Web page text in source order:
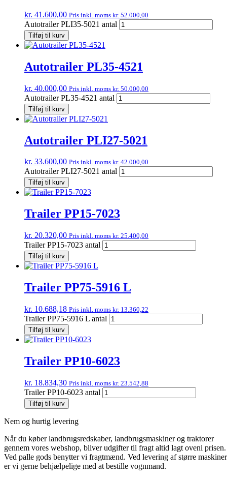
kr. 41.600,00 Pris inkl. moms kr. 52.000,00
Autotrailer PLI35-5021 antal
Tilføj til kurv
Autotrailer PL35-4521
kr. 40.000,00 Pris inkl. moms kr. 50.000,00
Autotrailer PL35-4521 antal
Tilføj til kurv
Autotrailer PLI27-5021
kr. 33.600,00 Pris inkl. moms kr. 42.000,00
Autotrailer PLI27-5021 antal
Tilføj til kurv
Trailer PP15-7023
kr. 20.320,00 Pris inkl. moms kr. 25.400,00
Trailer PP15-7023 antal
Tilføj til kurv
Trailer PP75-5916 L
kr. 10.688,18 Pris inkl. moms kr. 13.360,22
Trailer PP75-5916 L antal
Tilføj til kurv
Trailer PP10-6023
kr. 18.834,30 Pris inkl. moms kr. 23.542,88
Trailer PP10-6023 antal
Tilføj til kurv
Nem og hurtig levering
Når du køber landbrugsredskaber, landbrugsmaskiner og traktorer
gennem vores webshop, bliver udgifter til fragt altid lagt oveni prisen.
Ved palle gods benytter vi fragtmænd. Ved levering af større maskiner
er vi gerne behjælpelige med at bestille vognmand.